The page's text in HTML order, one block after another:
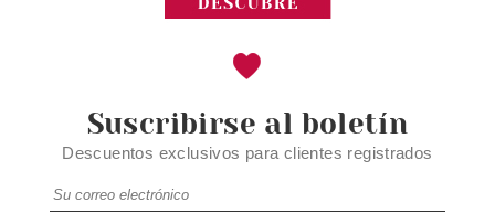
Suscribirse al boletín
Descuentos exclusivos para clientes registrados